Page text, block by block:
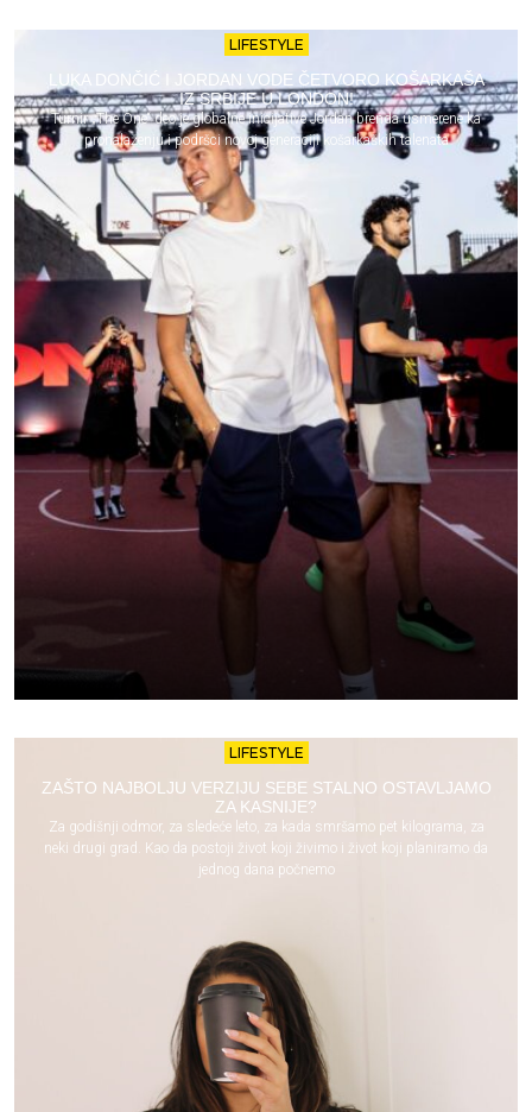
LIFESTYLE
LUKA DONČIĆ I JORDAN VODE ČETVORO KOŠARKAŠA
IZ SRBIJE U LONDON!
Turnir „The One“ deo je globalne inicijative Jordan brenda usmerene ka
pronalaženju i podršci novoj generaciji košarkaških talenata
LIFESTYLE
ZAŠTO NAJBOLJU VERZIJU SEBE STALNO OSTAVLJAMO
ZA KASNIJE?
Za godišnji odmor, za sledeće leto, za kada smršamo pet kilograma, za
neki drugi grad. Kao da postoji život koji živimo i život koji planiramo da
jednog dana počnemo